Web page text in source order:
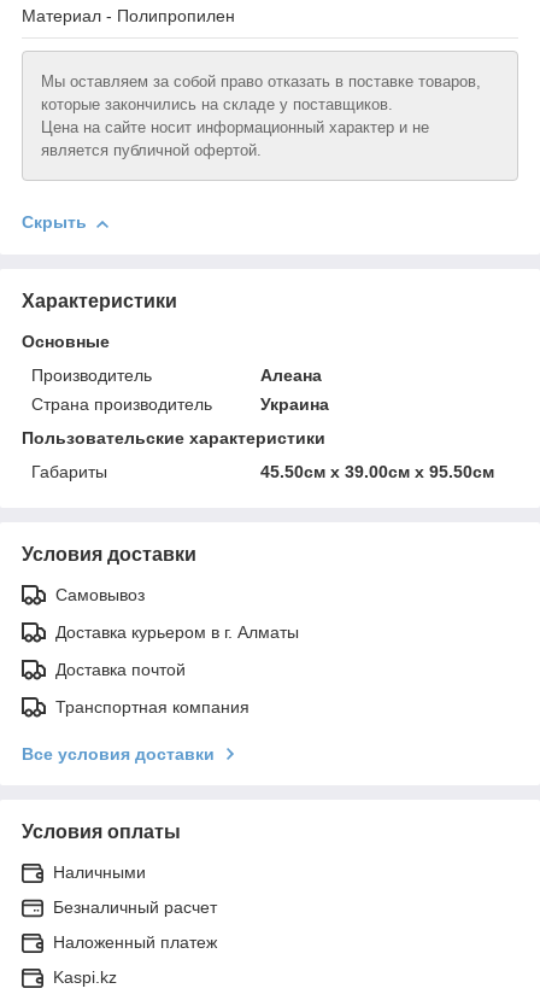
Материал - Полипропилен
Мы оставляем за собой право отказать в поставке товаров,
которые закончились на складе у поставщиков.
Цена на сайте носит информационный характер и не
является публичной офертой.
Скрыть
Характеристики
Основные
Производитель
Алеана
Страна производитель
Украина
Пользовательские характеристики
Габариты
45.50см х 39.00см х 95.50см
Условия доставки
Самовывоз
Доставка курьером в г. Алматы
Доставка почтой
Транспортная компания
Все условия доставки
Условия оплаты
Наличными
Безналичный расчет
Наложенный платеж
Kaspi.kz